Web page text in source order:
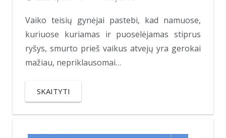
Vaiko teisių gynėjai pastebi, kad namuose,
kuriuose kuriamas ir puoselėjamas stiprus
ryšys, smurto prieš vaikus atvejų yra gerokai
mažiau, nepriklausomai…
SKAITYTI